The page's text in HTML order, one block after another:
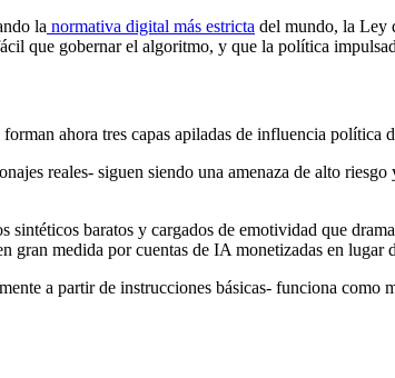
la normativa digital más estricta del mundo, la Ley
que gobernar el algoritmo, y que la política
forman ahora tres capas apiladas de influencia política
reales- siguen siendo una amenaza de alto
baratos y cargados de emotividad que
medida por cuentas de IA monetizadas en lugar
a partir de instrucciones básicas- funciona